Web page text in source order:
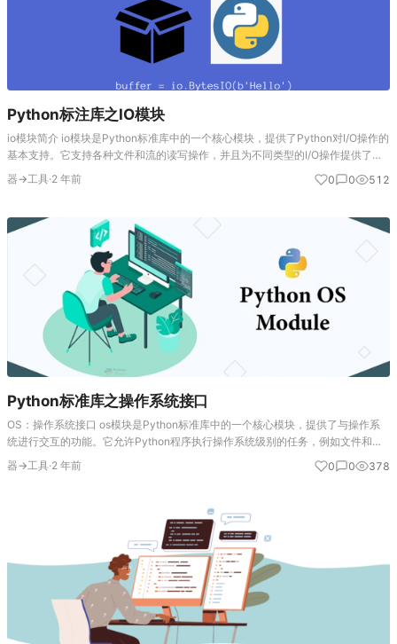
Python标注库之IO模块
io模块简介 io模块是Python标准库中的一个核心模块，提供了Python对I/O操作的
基本支持。它支持各种文件和流的读写操作，并且为不同类型的I/O操作提供了统
一的接口。io模块是Python3引入的，用于替代Python2中的fil…
器→工具·2 年前 0 0 512
Python标准库之操作系统接口
OS：操作系统接口 os模块是Python标准库中的一个核心模块，提供了与操作系
统进行交互的功能。它允许Python程序执行操作系统级别的任务，例如文件和目
录操作、环境变量管理、进程管理等。os模块的功能因操作系统而异，但它为跨
平台编程提供…
器→工具·2 年前 0 0 378